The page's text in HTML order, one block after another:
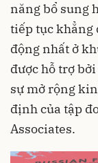
năng bổ sung
tiếp tục khẳng
động nhất ở
được hỗ trợ
sự mở rộng
định của tập
Associates.